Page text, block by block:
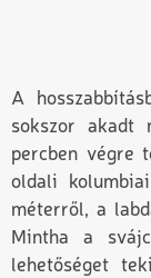
A
sokszor akadt
percben végre
oldali
méterről, a
Mintha a
lehetőséget